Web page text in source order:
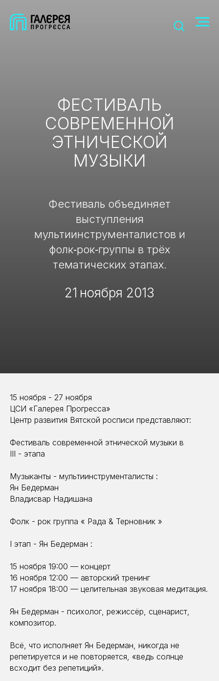
ФЕСТИВАЛЬ
СОВРЕМЕННОЙ
ЭТНИЧЕСКОЙ
МУЗЫКИ
Фестиваль объединяет
выступления
мультиинструменталистов и
фолк‑рок‑группы в трёх
тематических этапах.
21 ноября 2013
15 ноября - 27 ноября
ЦСИ «Галерея Прогресса»
Центр развития Вятской росписи представляют:
Фестиваль современной этнической музыки в
III - этапа
Музыканты - мультиинструменталисты :
Ян Бедерман
Владисвар Надишана
Фолк - рок группа « Рада & Терновник »
I этап - Ян Бедерман :
15 ноября 19:00 — концерт
16 ноября 12:00 — авторский тренинг
17 ноября 18:00 — целительная звуковая медитация.
Ян Бедерман - психолог, режиссёр, сценарист,
композитор.
Всё, что исполняет Ян Бедерман, никогда не
репетируется и не повторяется, «ведь солнце
всходит без репетиций».